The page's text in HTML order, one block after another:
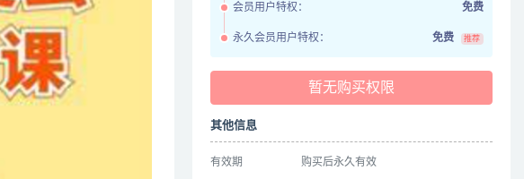
会员用户特权： 免费
永久会员用户特权： 免费 推荐
暂无购买权限
其他信息
有效期 购买后永久有效